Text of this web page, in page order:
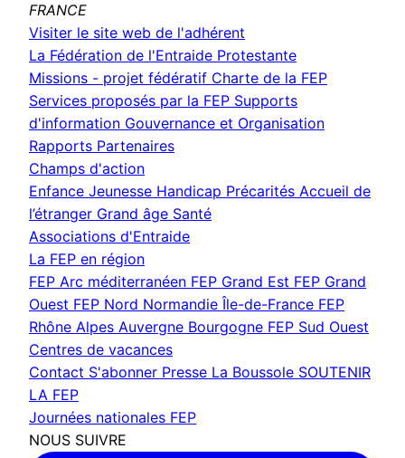
FRANCE
Visiter le site web de l'adhérent
fenêtre)
La Fédération de l'Entraide Protestante
Missions - projet fédératif Charte de la FEP
Services proposés par la FEP Supports
d'information Gouvernance et Organisation
Rapports Partenaires
Champs d'action
Enfance Jeunesse Handicap Précarités Accueil de
l’étranger Grand âge Santé
Associations d'Entraide
La FEP en région
FEP Arc méditerranéen FEP Grand Est FEP Grand
Ouest FEP Nord Normandie Île-de-France FEP
Rhône Alpes Auvergne Bourgogne FEP Sud Ouest
Centres de vacances
Contact S'abonner Presse La Boussole SOUTENIR
LA FEP
Journées nationales FEP
NOUS SUIVRE